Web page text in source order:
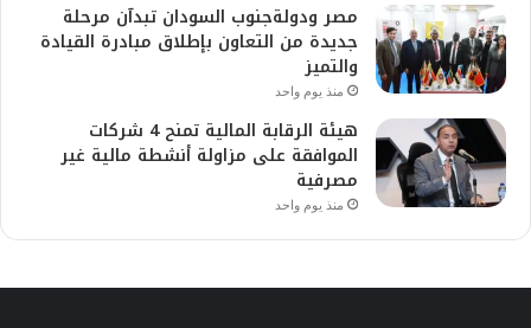
مصر ودولةجنوب السودان تبدآن مرحلة
جديدة من التعاون بإطلاق مبادرة القيادة
والتميز
منذ يوم واحد
هيئة الرقابة المالية تمنح 4 شركات
الموافقة على مزاولة أنشطة مالية غير
مصرفية
منذ يوم واحد